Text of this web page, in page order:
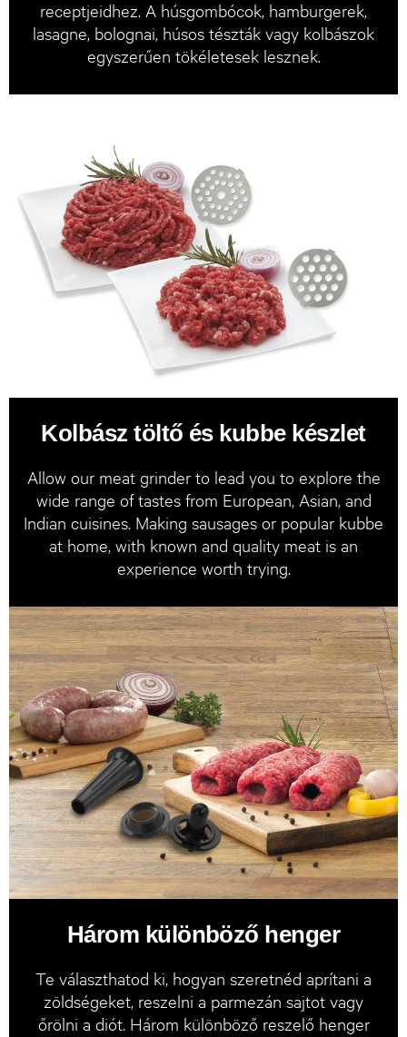
receptjeidhez. A húsgombócok, hamburgerek,
lasagne, bolognai, húsos tészták vagy kolbászok
egyszerűen tökéletesek lesznek.
Kolbász töltő és kubbe készlet
Allow our meat grinder to lead you to explore the
wide range of tastes from European, Asian, and
Indian cuisines. Making sausages or popular kubbe
at home, with known and quality meat is an
experience worth trying.
Három különböző henger
Te választhatod ki, hogyan szeretnéd aprítani a
zöldségeket, reszelni a parmezán sajtot vagy
őrölni a diót. Három különböző reszelő henger